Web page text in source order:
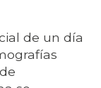
de un día